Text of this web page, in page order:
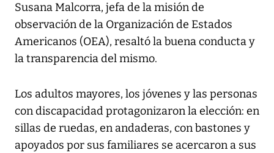
Susana Malcorra, jefa de la misión de
observación de la Organización de Estados
Americanos (OEA), resaltó la buena conducta y
la transparencia del mismo.
Los adultos mayores, los jóvenes y las personas
con discapacidad protagonizaron la elección: en
sillas de ruedas, en andaderas, con bastones y
apoyados por sus familiares se acercaron a sus